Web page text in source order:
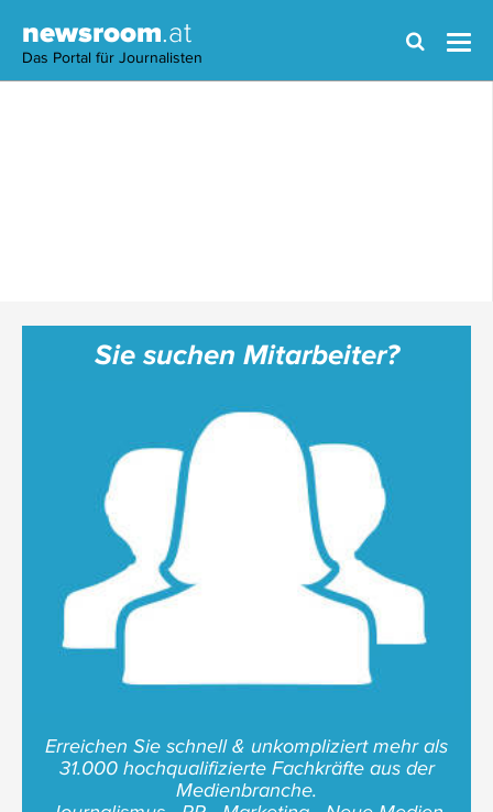
newsroom.at
Das Portal für Journalisten
Sie suchen Mitarbeiter?
Erreichen Sie schnell & unkompliziert mehr als
31.000 hochqualifizierte Fachkräfte aus der
Medienbranche.